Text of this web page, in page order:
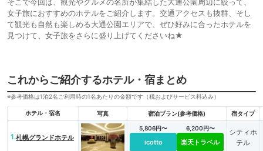
女子旅におすすめのホテルをご紹介します。交通アクセスも抜群、そし
て観光も自然も楽しめる大通公園エリアで、ぜひ好みに合ったホテルを
見つけて、女子旅をさらに盛り上げてくださいね★
これからご紹介するホテル・宿まとめ
※参考価格は1泊2名ご利用時の1名あたりの金額です（税およびサービス料込み）
ホテル・宿名 写真 宿泊プラン(参考価格) 宿タイプ
1.札幌グランドホテル
5,806円〜
icotto
6,200円〜
楽天トラベル
シティホ
テル